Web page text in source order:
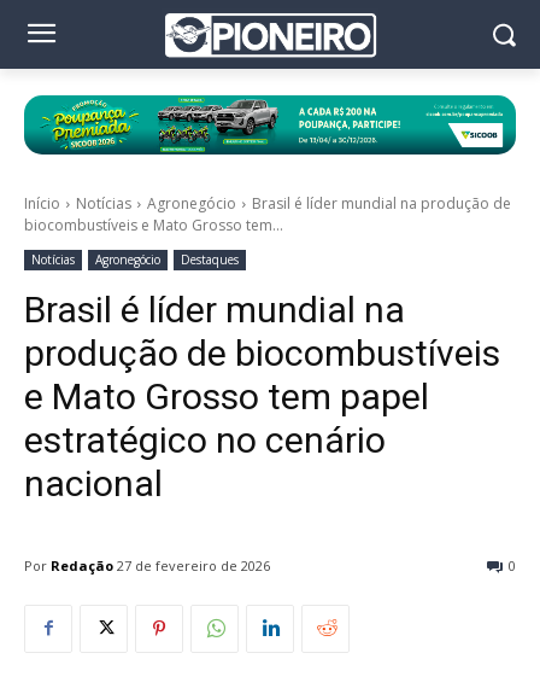
Início Notícias Agronegócio
Brasil é líder mundial na produção de
biocombustíveis e Mato Grosso tem...
Notícias Agronegócio Destaques
Brasil é líder mundial na
produção de biocombustíveis
e Mato Grosso tem papel
estratégico no cenário
nacional
Por Redação 0
27 de fevereiro de 2026